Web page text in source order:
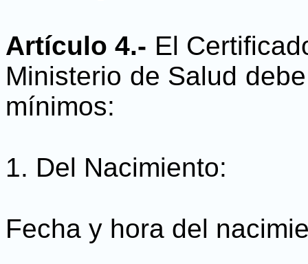
Artículo 4.- El
Ministerio de Salud
mínimos:
1. Del Nacimiento:
Fecha y hora del